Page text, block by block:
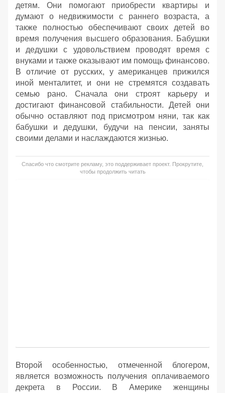
детям. Они помогают приобрести квартиры и
думают о недвижимости с раннего возраста, а
также полностью обеспечивают своих детей во
время получения высшего образования. Бабушки
и дедушки с удовольствием проводят время с
внуками и также оказывают им помощь финансово.
В отличие от русских, у американцев прижился
иной менталитет, и они не стремятся создавать
семью рано. Сначала они строят карьеру и
достигают финансовой стабильности. Детей они
обычно оставляют под присмотром няни, так как
бабушки и дедушки, будучи на пенсии, заняты
своими делами и наслаждаются жизнью.
Спасибо что смотрите рекламу, это поддерживает проект. Прокрутите,
чтобы продолжить читать
Второй особенностью, отмеченной блогером,
является возможность получения оплачиваемого
декрета в России. В Америке женщины